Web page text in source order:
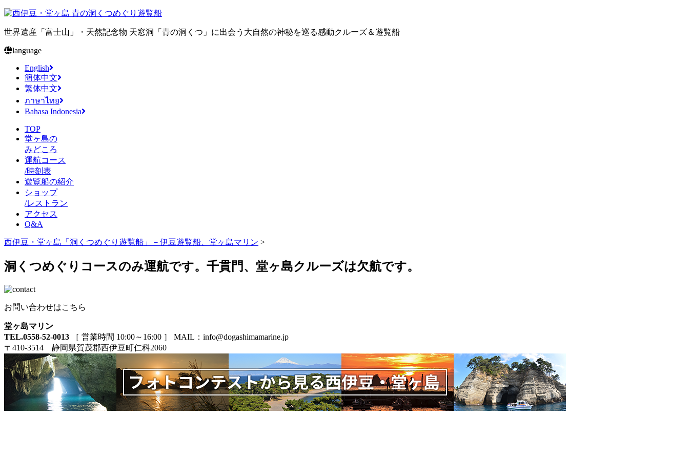
世界遺産「富士山」・天然記念物 天窓洞「青の洞くつ」に出会う大自然の神秘を巡る感動クルーズ＆遊覧船
language
English
簡体中文
繁体中文
ภาษาไทย
Bahasa Indonesia
TOP
堂ヶ島の
みどころ
運航コース
/時刻表
遊覧船の紹介
ショップ
/レストラン
アクセス
Q&A
西伊豆・堂ヶ島「洞くつめぐり遊覧船」－伊豆遊覧船、堂ヶ島マリン >
洞くつめぐりコースのみ運航です。千貫門、堂ヶ島クルーズは欠航です。
お問い合わせはこちら
堂ヶ島マリン
TEL.0558-52-0013
［ 営業時間 10:00～16:00 ］ MAIL：info@dogashimamarine.jp
〒410-3514 静岡県賀茂郡西伊豆町仁科2060